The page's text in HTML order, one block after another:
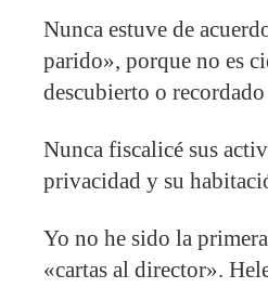
Nunca estuve de
parido», porque no es
descubierto o
Nunca fiscalicé sus
privacidad y su
Yo no he sido la
«cartas al director».